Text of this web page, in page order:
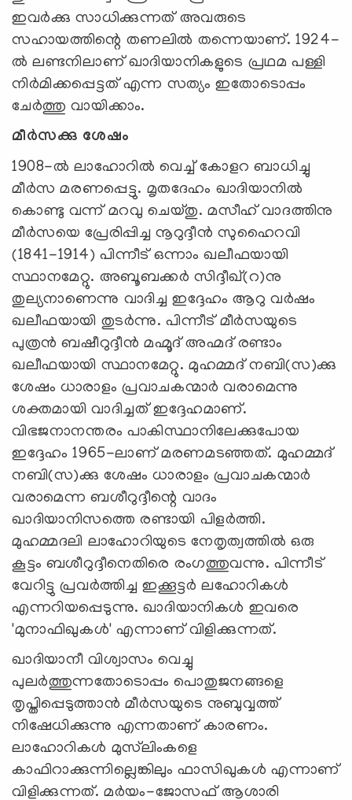
ഇവര്‍ക്കു സാധിക്കുന്നത് അവരുടെ
സഹായത്തിന്റെ തണലില്‍ തന്നെയാണ്. 1924-
ല്‍ ലണ്ടനിലാണ് ഖാദിയാനികളുടെ പ്രഥമ പള്ളി
നിര്‍മിക്കപ്പെട്ടത് എന്ന സത്യം ഇതോടൊപ്പം
ചേര്‍ത്തു വായിക്കാം.
മീര്‍സക്കു ശേഷം
1908-ല്‍ ലാഹോറില്‍ വെച്ച് കോളറ ബാധിച്ചു
മീര്‍സ മരണപ്പെട്ടു. മൃതദേഹം ഖാദിയാനില്‍
കൊണ്ടു വന്ന് മറവു ചെയ്തു. മസീഹ് വാദത്തിനു
മീര്‍സയെ പ്രേരിപ്പിച്ച നൂറുദ്ദീന്‍ സുഹൈറവി
(1841-1914) പിന്നീട് ഒന്നാം ഖലീഫയായി
സ്ഥാനമേറ്റു. അബൂബക്കര്‍ സിദ്ദീഖ്(റ)നു
തുല്യനാണെന്നു വാദിച്ച ഇദ്ദേഹം ആറു വര്‍ഷം
ഖലീഫയായി തുടര്‍ന്നു. പിന്നീട് മീര്‍സയുടെ
പുത്രന്‍ ബഷീറുദ്ദീന്‍ മഹ്മൂദ് അഹ്മദ് രണ്ടാം
ഖലീഫയായി സ്ഥാനമേറ്റു. മുഹമ്മദ് നബി(സ)ക്കു
ശേഷം ധാരാളം പ്രവാചകന്മാര്‍ വരാമെന്നു
ശക്തമായി വാദിച്ചത് ഇദ്ദേഹമാണ്.
വിഭജനാനന്തരം പാകിസ്ഥാനിലേക്കുപോയ
ഇദ്ദേഹം 1965-ലാണ് മരണമടഞ്ഞത്. മുഹമ്മദ്
നബി(സ)ക്കു ശേഷം ധാരാളം പ്രവാചകന്മാര്‍
വരാമെന്ന ബശീറുദ്ദീന്റെ വാദം
ഖാദിയാനിസത്തെ രണ്ടായി പിളര്‍ത്തി.
മുഹമ്മദലി ലാഹോറിയുടെ നേതൃത്വത്തില്‍ ഒരു
കൂട്ടം ബശീറുദ്ദീനെതിരെ രംഗത്തുവന്നു. പിന്നീട്
വേറിട്ടു പ്രവര്‍ത്തിച്ച ഇക്കൂട്ടര്‍ ലഹോറികള്‍
എന്നറിയപ്പെടുന്നു. ഖാദിയാനികള്‍ ഇവരെ
'മുനാഫിഖുകള്‍' എന്നാണ് വിളിക്കുന്നത്.
ഖാദിയാനീ വിശ്വാസം വെച്ചു
പുലര്‍ത്തുന്നതോടൊപ്പം പൊതുജനങ്ങളെ
തൃപ്തിപ്പെടുത്താന്‍ മീര്‍സയുടെ നുബുവ്വത്ത്
നിഷേധിക്കുന്നു എന്നതാണ് കാരണം.
ലാഹോറികള്‍ മുസ്‌ലിംകളെ
കാഫിറാക്കുന്നില്ലെങ്കിലും ഫാസിഖുകള്‍ എന്നാണ്
വിളിക്കുന്നത്. മര്‍യം-ജോസഫ് ആശാരി